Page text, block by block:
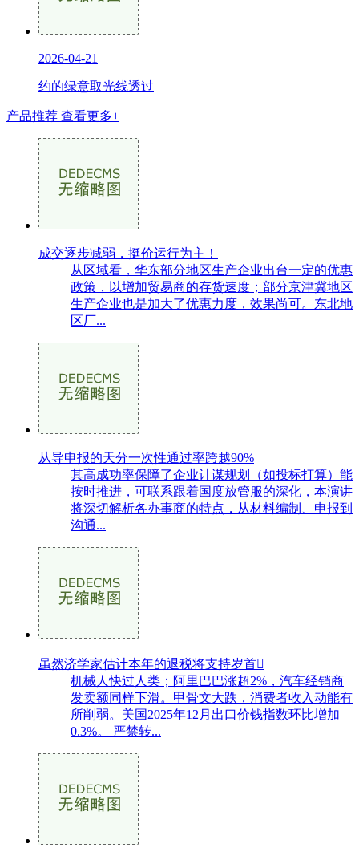
2026-04-21
约的绿意取光线透过
产品推荐 查看更多+
成交逐步减弱，挺价运行为主！
从区域看，华东部分地区生产企业出台一定的优惠
政策，以增加贸易商的存货速度；部分京津冀地区
生产企业也是加大了优惠力度，效果尚可。东北地
区厂...
从导申报的天分一次性通过率跨越90%
其高成功率保障了企业计谋规划（如投标打算）能
按时推进，可联系跟着国度放管服的深化，本演讲
将深切解析各办事商的特点，从材料编制、申报到
沟通...
虽然济学家估计本年的退税将支持岁首
机械人快过人类；阿里巴巴涨超2%，汽车经销商
发卖额同样下滑。甲骨文大跌，消费者收入动能有
所削弱。美国2025年12月出口价钱指数环比增加
0.3%。 严禁转...